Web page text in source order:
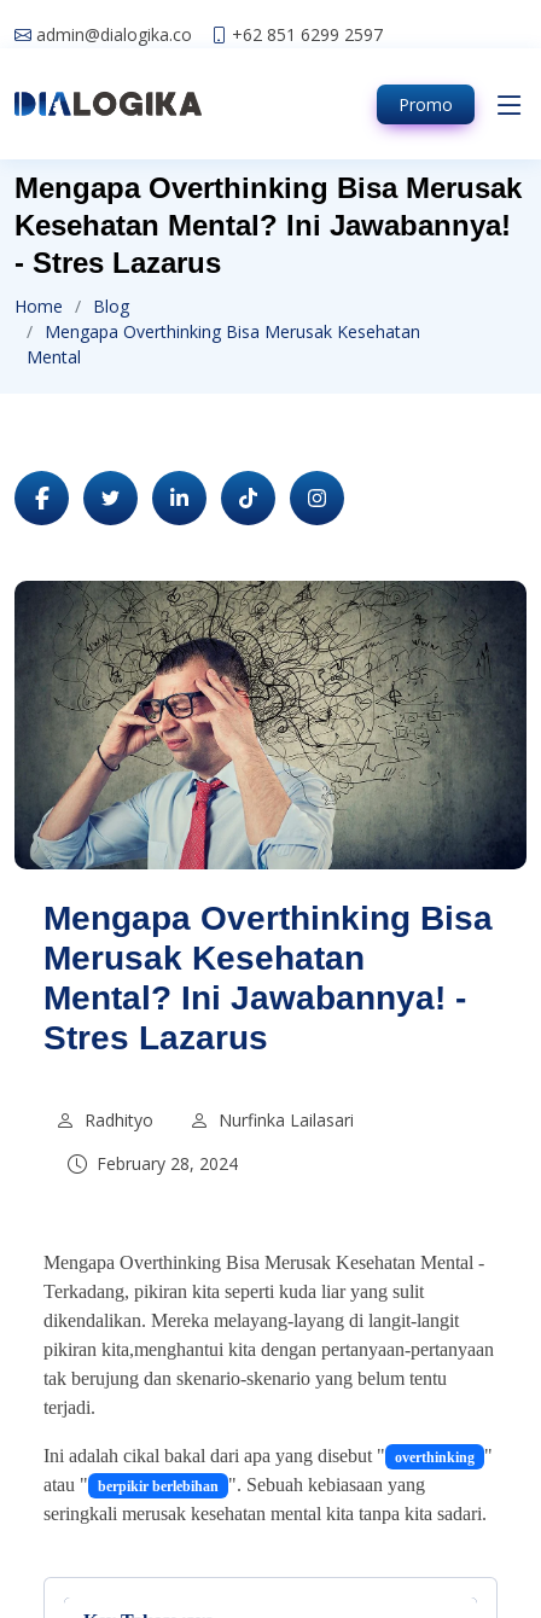
admin@dialogika.co +62 851 6299 2597
Promo
Mengapa Overthinking Bisa Merusak
Kesehatan Mental? Ini Jawabannya!
- Stres Lazarus
Home
Blog
Mengapa Overthinking Bisa Merusak Kesehatan
Mental
Mengapa Overthinking Bisa
Merusak Kesehatan
Mental? Ini Jawabannya! -
Stres Lazarus
Radhityo
Nurfinka Lailasari
February 28, 2024
Mengapa Overthinking Bisa Merusak Kesehatan Mental -
Terkadang, pikiran kita seperti kuda liar yang sulit
dikendalikan. Mereka melayang-layang di langit-langit
pikiran kita,menghantui kita dengan pertanyaan-pertanyaan
tak berujung dan skenario-skenario yang belum tentu
terjadi.
Ini adalah cikal bakal dari apa yang disebut " overthinking "
atau "
berpikir berlebihan
". Sebuah kebiasaan yang
seringkali merusak kesehatan mental kita tanpa kita sadari.